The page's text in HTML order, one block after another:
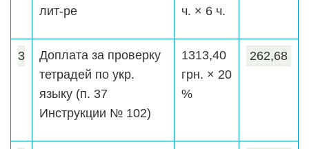
лит-ре
ч. × 6 ч.
3
Доплата за проверку
тетрадей по укр.
языку (п. 37
Инструкции № 102)
1313,40
грн. × 20
%
262,68